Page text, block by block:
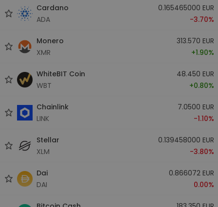
Cardano
ADA
0.165465000 EUR
-3.70%
Monero
XMR
313.570 EUR
+1.90%
WhiteBIT Coin
WBT
48.450 EUR
+0.80%
Chainlink
LINK
7.0500 EUR
-1.10%
Stellar
XLM
0.139458000 EUR
-3.80%
Dai
DAI
0.866072 EUR
0.00%